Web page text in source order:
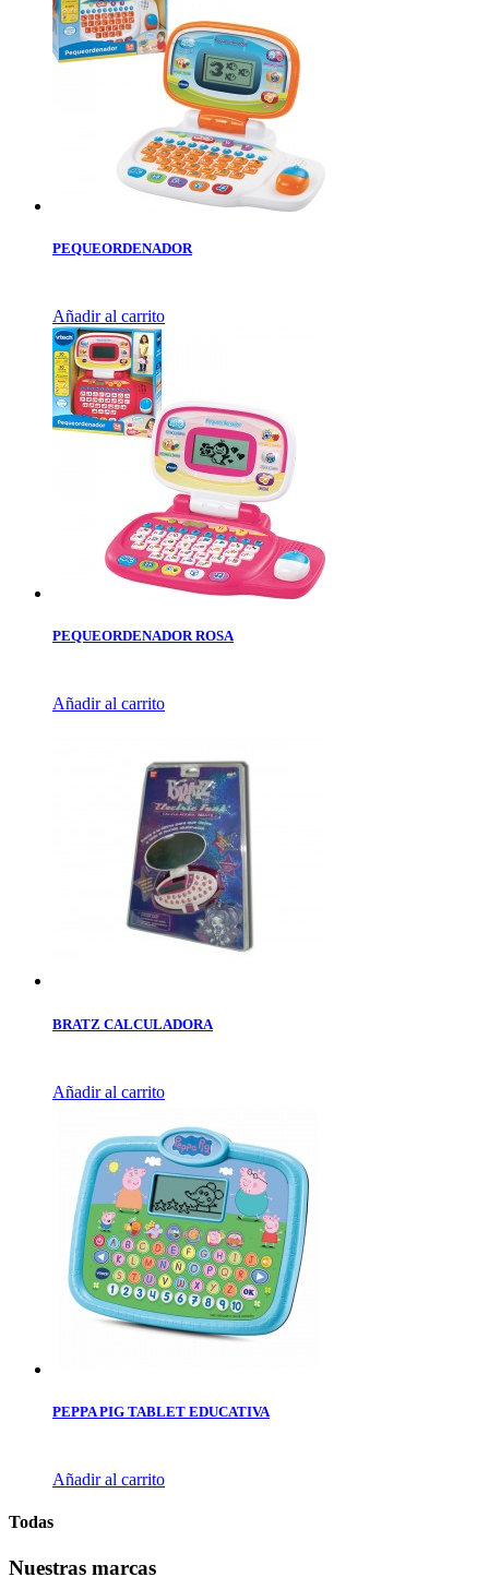
PEQUEORDENADOR
Añadir al carrito
PEQUEORDENADOR ROSA
Añadir al carrito
BRATZ CALCULADORA
Añadir al carrito
PEPPA PIG TABLET EDUCATIVA
Añadir al carrito
Todas
Nuestras marcas